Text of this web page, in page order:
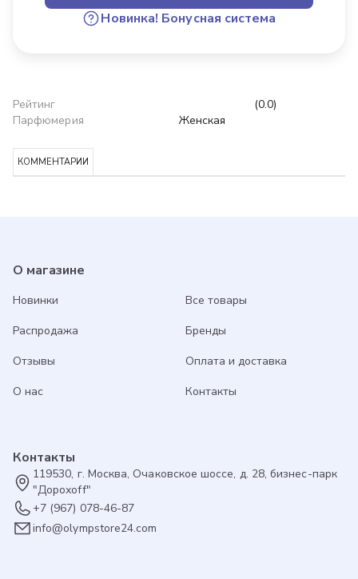
Рейтинг
(0.0)
Парфюмерия
Женская
Новинка! Бонусная система
КОММЕНТАРИИ
О магазине
Новинки
Все товары
Распродажа
Бренды
Отзывы
Оплата и доставка
О нас
Контакты
Контакты
119530, г. Москва, Очаковское шоссе, д. 28, бизнес-парк
"Дорохоff"
+7 (967) 078-46-87
info@olympstore24.com